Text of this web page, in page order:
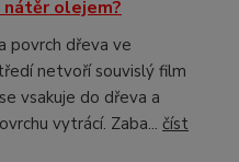
olejem?
povrch dřeva ve
netvoří souvislý film
vsakuje do dřeva a
vytrácí. Zaba... číst